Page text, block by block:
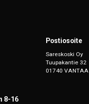
Postiosoite
Sareskoski Oy
Tuupakantie 32
01740 VANTAA
8-16